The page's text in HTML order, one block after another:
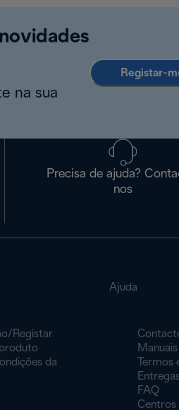
na sua
Registar-
Precisa de ajuda?
nos
Registar
da
Ajuda
Termos
FAQ
Centros